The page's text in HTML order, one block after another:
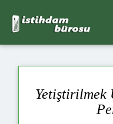
Yetiştirilmek